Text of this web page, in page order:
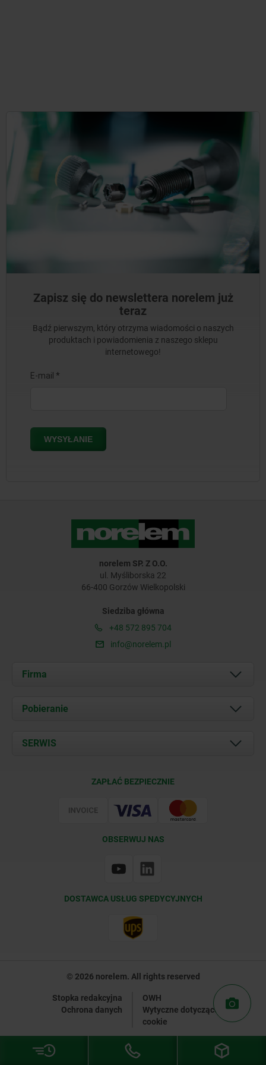
Zapisz się do newslettera norelem już
teraz
Bądź pierwszym, który otrzyma wiadomości o naszych
produktach i powiadomienia z naszego sklepu
internetowego!
norelem SP. Z O.O.
ul. Myśliborska 22
66-400 Gorzów Wielkopolski
Siedziba główna
+48 572 895 704
info@norelem.pl
Firma
O nas
Kontakt
Pobieranie
Documents
SERWIS
ZAPŁAĆ BEZPIECZNIE
OBSERWUJ NAS
DOSTAWCA USŁUG SPEDYCYJNYCH
© 2026 norelem. All rights reserved
Stopka redakcyjna
OWH
Ochrona danych
Wytyczne dotyczące plików
cookie